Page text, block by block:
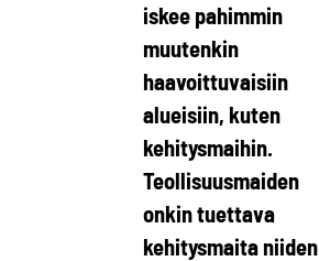
iskee pahimmin
muutenkin
haavoittuvaisiin
alueisiin, kuten
kehitysmaihin.
Teollisuusmaiden
onkin tuettava
kehitysmaita niiden